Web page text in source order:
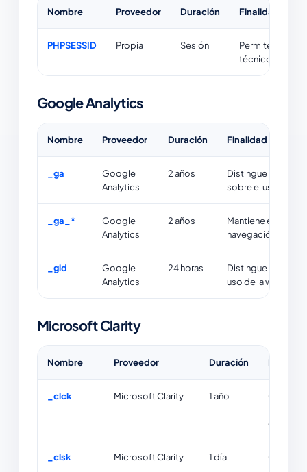
Nombre Proveedor Duración Finalidad
PHPSESSID Propia Sesión
Permite
técnico básico
Google Analytics
Nombre Proveedor Duración Finalidad
_ga
Google
Analytics
2 años
Distingue
sobre el uso de la
_ga_*
Google
Analytics
2 años
Mantiene el
navegación y
_gid
Google
Analytics
24 horas
Distingue
uso de la web.
Microsoft Clarity
Nombre Proveedor Duración
_clck Microsoft Clarity 1 año
_clsk Microsoft Clarity 1 día
Conecta